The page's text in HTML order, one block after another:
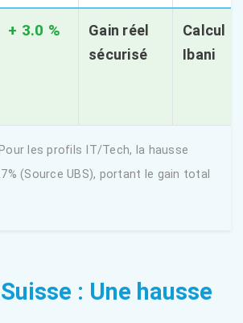
+ 3.0 %
Gain réel
sécurisé
Calcul
Ibani
les profils IT/Tech, la hausse
(Source UBS), portant le gain total
: Une hausse